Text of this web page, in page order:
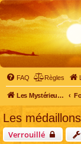
FAQ Règles
Les Mystérieuses Cités d'Or - LesCitesdOr.com
Les
Verrouillé